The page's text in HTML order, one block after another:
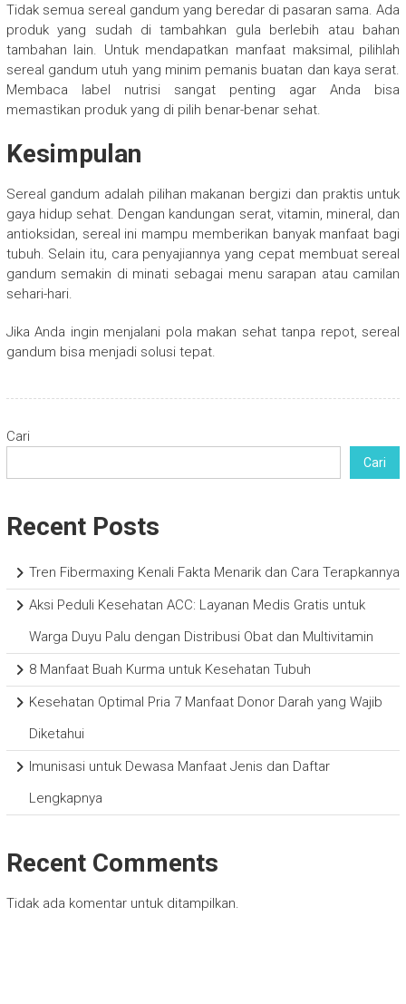
Tidak semua sereal gandum yang beredar di pasaran sama. Ada
produk yang sudah di tambahkan gula berlebih atau bahan
tambahan lain. Untuk mendapatkan manfaat maksimal, pilihlah
sereal gandum utuh yang minim pemanis buatan dan kaya serat.
Membaca label nutrisi sangat penting agar Anda bisa
memastikan produk yang di pilih benar-benar sehat.
Kesimpulan
Sereal gandum adalah pilihan makanan bergizi dan praktis untuk
gaya hidup sehat. Dengan kandungan serat, vitamin, mineral, dan
antioksidan, sereal ini mampu memberikan banyak manfaat bagi
tubuh. Selain itu, cara penyajiannya yang cepat membuat sereal
gandum semakin di minati sebagai menu sarapan atau camilan
sehari-hari.
Jika Anda ingin menjalani pola makan sehat tanpa repot, sereal
gandum bisa menjadi solusi tepat.
Cari
Cari
Recent Posts
Tren Fibermaxing Kenali Fakta Menarik dan Cara Terapkannya
Aksi Peduli Kesehatan ACC: Layanan Medis Gratis untuk
Warga Duyu Palu dengan Distribusi Obat dan Multivitamin
8 Manfaat Buah Kurma untuk Kesehatan Tubuh
Kesehatan Optimal Pria 7 Manfaat Donor Darah yang Wajib
Diketahui
Imunisasi untuk Dewasa Manfaat Jenis dan Daftar
Lengkapnya
Recent Comments
Tidak ada komentar untuk ditampilkan.